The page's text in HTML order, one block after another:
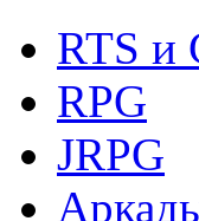
RTS и
RPG
JRPG